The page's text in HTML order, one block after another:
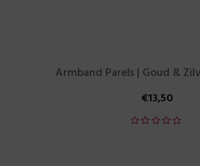
Armband Parels | Goud &
€13,50